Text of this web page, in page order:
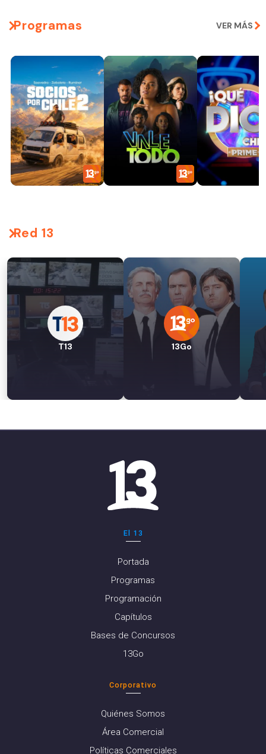
Programas VER MÁS
Red 13
T13 13Go
El 13
Portada
Programas
Programación
Capítulos
Bases de Concursos
13Go
Corporativo
Quiénes Somos
Área Comercial
Políticas Comerciales